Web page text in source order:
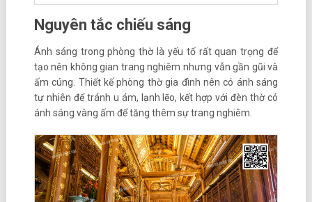
Nguyên tắc chiếu sáng
Ánh sáng trong phòng thờ là yếu tố rất quan trọng để
tạo nên không gian trang nghiêm nhưng vẫn gần gũi và
ấm cúng. Thiết kế phòng thờ gia đình nên có ánh sáng
tự nhiên để tránh u ám, lạnh lẽo, kết hợp với đèn thờ có
ánh sáng vàng ấm để tăng thêm sự trang nghiêm.